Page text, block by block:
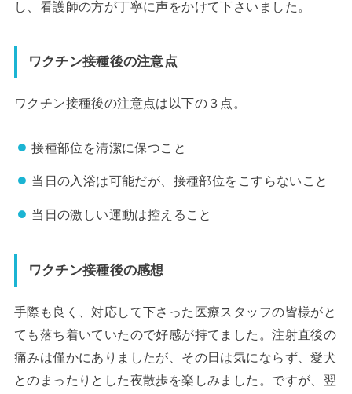
し、看護師の方が丁寧に声をかけて下さいました。
ワクチン接種後の注意点
ワクチン接種後の注意点は以下の３点。
接種部位を清潔に保つこと
当日の入浴は可能だが、接種部位をこすらないこと
当日の激しい運動は控えること
ワクチン接種後の感想
手際も良く、対応して下さった医療スタッフの皆様がと
ても落ち着いていたので好感が持てました。注射直後の
痛みは僅かにありましたが、その日は気にならず、愛犬
とのまったりとした夜散歩を楽しみました。ですが、翌